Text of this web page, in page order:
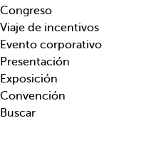
t
e
m
á
t
i
c
e
c
h
a
h
a
c
Congreso
Viaje de incentivos
Evento corporativo
Presentación
Exposición
Convención
Buscar